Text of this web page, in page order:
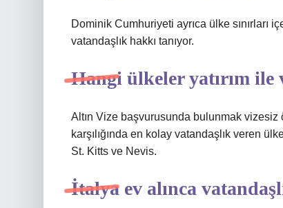
Dominik Cumhuriyeti ayrıca ülke sınırları
vatandaşlık hakkı tanıyor.
Hangi ülkeler yatırım ile
Altın Vize başvurusunda bulunmak vizesiz
karşılığında en kolay vatandaşlık veren
St. Kitts ve Nevis.
İtalya ev alınca